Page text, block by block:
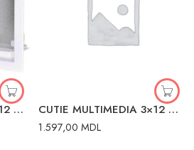
CUTIE MULTIMEDIA 2X12 METAL MANDEKS CUTIE MULTIMEDIA 3×12 METAL INTERIOR IP40 MANDEKS
1.597,00 MDL